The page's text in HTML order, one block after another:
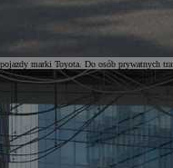
marki Toyota. Do osób prywatnych